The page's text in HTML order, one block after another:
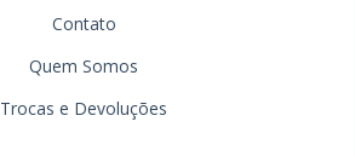
Contato
Quem Somos
Trocas e Devoluções